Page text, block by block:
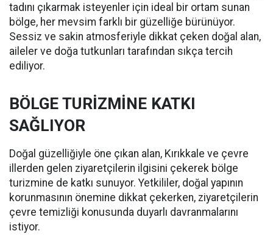
tadını çıkarmak isteyenler için ideal bir ortam sunan
bölge, her mevsim farklı bir güzelliğe bürünüyor.
Sessiz ve sakin atmosferiyle dikkat çeken doğal alan,
aileler ve doğa tutkunları tarafından sıkça tercih
ediliyor.
BÖLGE TURİZMİNE KATKI
SAĞLIYOR
Doğal güzelliğiyle öne çıkan alan, Kırıkkale ve çevre
illerden gelen ziyaretçilerin ilgisini çekerek bölge
turizmine de katkı sunuyor. Yetkililer, doğal yapının
korunmasının önemine dikkat çekerken, ziyaretçilerin
çevre temizliği konusunda duyarlı davranmalarını
istiyor.